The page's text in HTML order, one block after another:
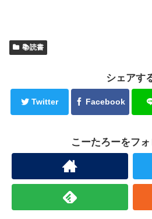
📚読書
シェアす
Twitter Facebook
こーたろーをフ